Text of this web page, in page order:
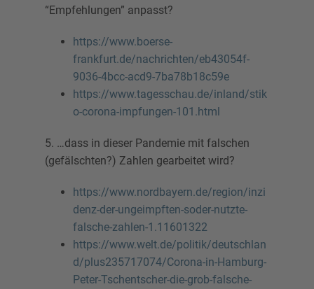
“Empfehlungen” anpasst?
https://www.boerse-
frankfurt.de/nachrichten/eb43054f-
9036-4bcc-acd9-7ba78b18c59e
https://www.tagesschau.de/inland/stik
o-corona-impfungen-101.html
5. …dass in dieser Pandemie mit falschen
(gefälschten?) Zahlen gearbeitet wird?
https://www.nordbayern.de/region/inzi
denz-der-ungeimpften-soder-nutzte-
falsche-zahlen-1.11601322
https://www.welt.de/politik/deutschlan
d/plus235717074/Corona-in-Hamburg-
Peter-Tschentscher-die-grob-falsche-